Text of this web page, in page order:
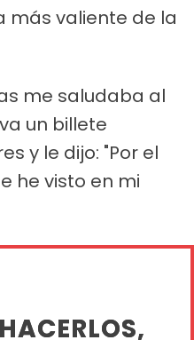
más valiente de la
me saludaba al
un billete
y le dijo: "Por el
he visto en mi